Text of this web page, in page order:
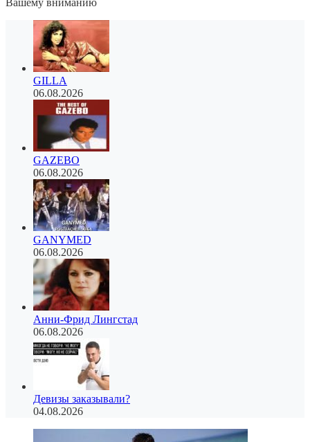
Вашему вниманию
GILLA
06.08.2026
GAZEBO
06.08.2026
GANYMED
06.08.2026
Анни-Фрид Лингстад
06.08.2026
Девизы заказывали?
04.08.2026